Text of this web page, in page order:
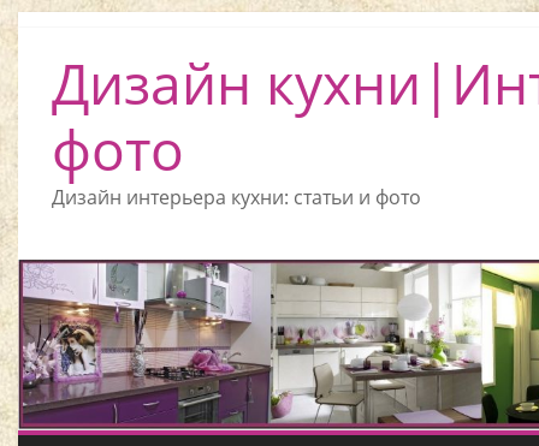
Дизайн
фото
Дизайн интерьера кухни: статьи и фото